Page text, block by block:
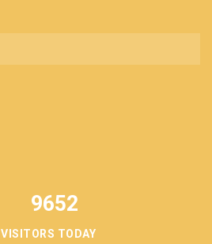
9652
VISITORS TODAY